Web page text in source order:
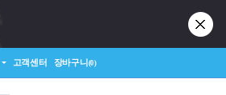
고객센터 장바구니(0)